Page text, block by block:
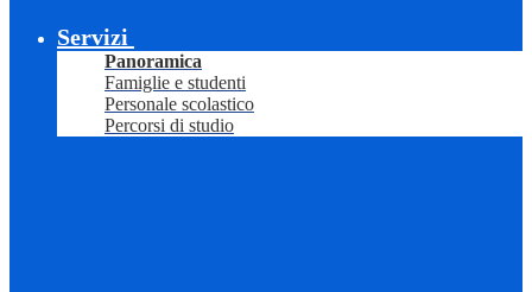
Servizi
Panoramica
Famiglie e studenti
Personale scolastico
Percorsi di studio